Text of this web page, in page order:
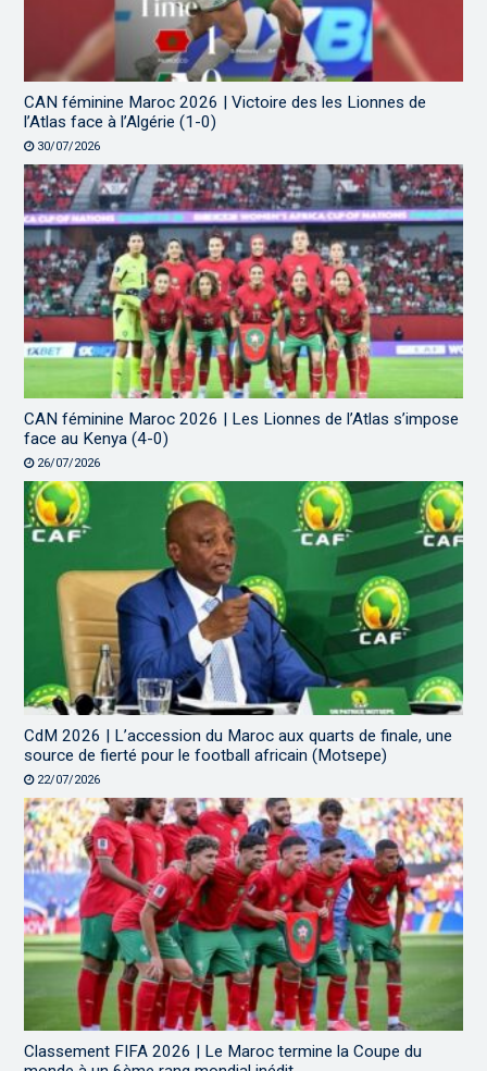
CAN féminine Maroc 2026 | Victoire des les Lionnes de
l’Atlas face à l’Algérie (1-0)
30/07/2026
CAN féminine Maroc 2026 | Les Lionnes de l’Atlas s’impose
face au Kenya (4-0)
26/07/2026
CdM 2026 | L’accession du Maroc aux quarts de finale, une
source de fierté pour le football africain (Motsepe)
22/07/2026
Classement FIFA 2026 | Le Maroc termine la Coupe du